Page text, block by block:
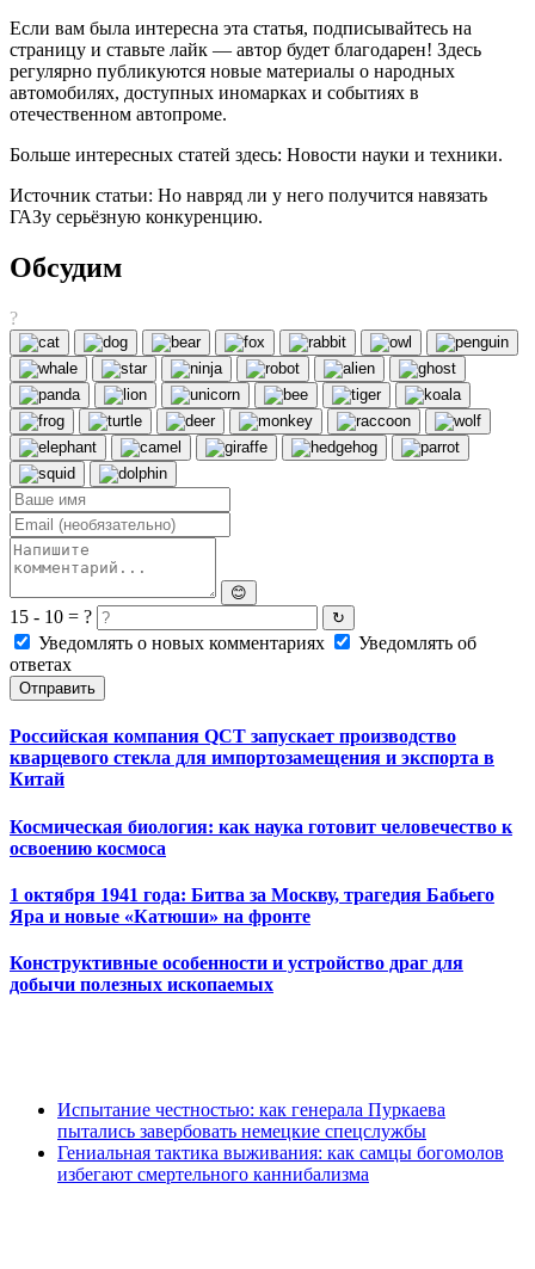
Если вам была интересна эта статья, подписывайтесь на
страницу и ставьте лайк — автор будет благодарен! Здесь
регулярно публикуются новые материалы о народных
автомобилях, доступных иномарках и событиях в
отечественном автопроме.
Больше интересных статей здесь: Новости науки и техники.
Источник статьи: Но навряд ли у него получится навязать
ГАЗу серьёзную конкуренцию.
Обсудим
?
😊
15 - 10 = ? ↻
Уведомлять о новых комментариях
Уведомлять об
ответах
Отправить
Российская компания QCT запускает производство
кварцевого стекла для импортозамещения и экспорта в
Китай
Космическая биология: как наука готовит человечество к
освоению космоса
1 октября 1941 года: Битва за Москву, трагедия Бабьего
Яра и новые «Катюши» на фронте
Конструктивные особенности и устройство драг для
добычи полезных ископаемых
Испытание честностью: как генерала Пуркаева
пытались завербовать немецкие спецслужбы
Гениальная тактика выживания: как самцы богомолов
избегают смертельного каннибализма